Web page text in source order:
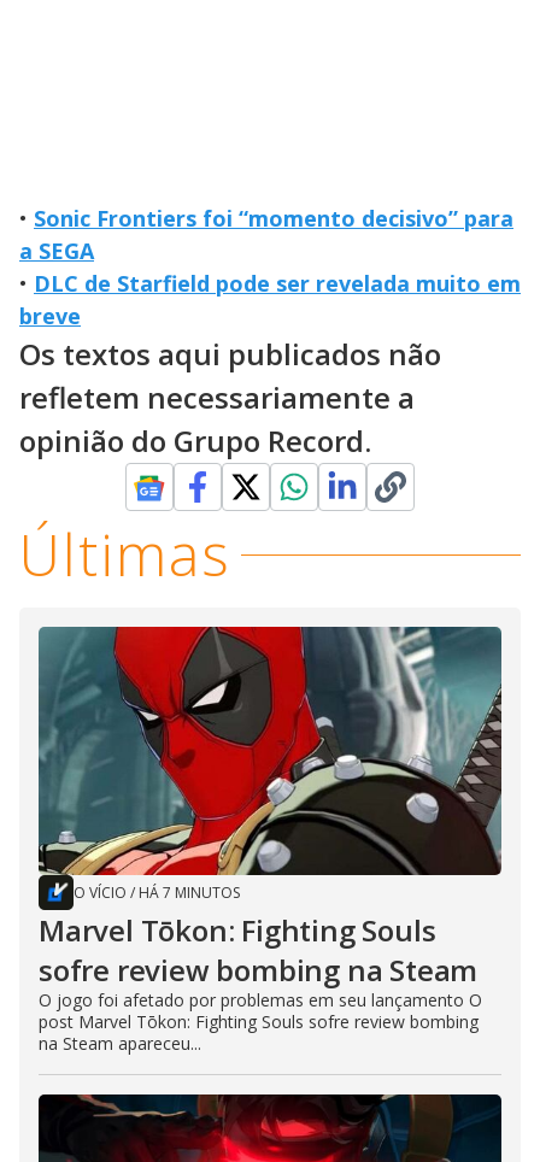
• Sonic Frontiers foi “momento decisivo” para
a SEGA
• DLC de Starfield pode ser revelada muito em
breve
Os textos aqui publicados não
refletem necessariamente a
opinião do Grupo Record.
Últimas
O VÍCIO / HÁ 7 MINUTOS
Marvel Tōkon: Fighting Souls
sofre review bombing na Steam
O jogo foi afetado por problemas em seu lançamento O
post Marvel Tōkon: Fighting Souls sofre review bombing
na Steam apareceu...